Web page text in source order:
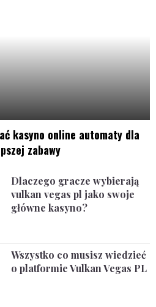
kasyno online automaty dla
zabawy
Dlaczego gracze wybierają
vulkan vegas pl jako swoje
główne kasyno?
Wszystko co musisz wiedzieć
o platformie Vulkan Vegas PL